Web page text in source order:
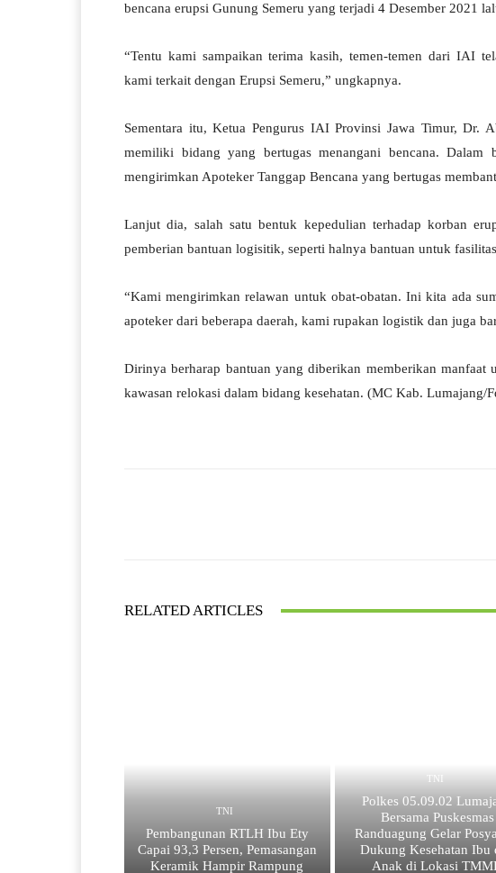
bencana erupsi Gunung Semeru yang terjadi 4 Desember 2021
“Tentu kami sampaikan terima kasih, temen-temen dari IAI
kami terkait dengan Erupsi Semeru,” ungkapnya.
Sementara itu, Ketua Pengurus IAI Provinsi Jawa Timur, Dr.
memiliki bidang yang bertugas menangani bencana. Dalam
mengirimkan Apoteker Tanggap Bencana yang bertugas
Lanjut dia, salah satu bentuk kepedulian terhadap korban
pemberian bantuan logisitik, seperti halnya bantuan untuk
“Kami mengirimkan relawan untuk obat-obatan. Ini kita ada
apoteker dari beberapa daerah, kami rupakan logistik dan juga
Dirinya berharap bantuan yang diberikan memberikan manfaat
kawasan relokasi dalam bidang kesehatan. (MC Kab. Lumajang/
RELATED ARTICLES
TNI
Pembangunan RTLH Ibu Ety
Capai 93,3 Persen, Pemasangan
Keramik Hampir Rampung
TNI
Polkes 05.09.02
Bersama Puskesmas
Randuagung Gelar
Dukung Kesehatan Ibu
Anak di Lokasi